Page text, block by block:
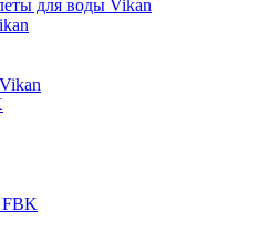
для воды Vikan
FBK